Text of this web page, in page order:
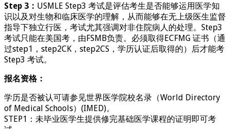
Step 3： USMLE Step3 考试是评估考生是否能够运用医学知
识以及对生物和临床医学的理解，从而能够在无上级医生监督
指导下独立行医，考试尤其强调对非住院病人的处理。Step3
考试只能在美国考，由FSMB负责。必须取得ECFMG 证书（通
过step1，step2CK，step2CS，学历认证后取得的）后才能考
Step3 考试。
报名资格：
学历是否被认可请参见世界医学院校名录（World Directory
of Medical Schools）(IMED)。
STEP1：未毕业医学生提供修完基础医学课程的证明即可考